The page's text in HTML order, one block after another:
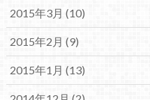
2015年3月 (10)
2015年2月 (9)
2015年1月 (13)